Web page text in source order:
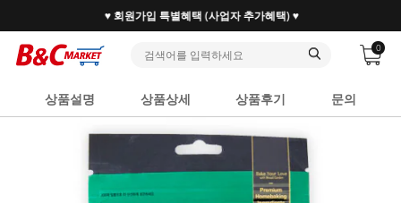
♥ 회원가입 특별혜택 (사업자 추가혜택) ♥
0
상품설명 상품상세 상품후기 문의